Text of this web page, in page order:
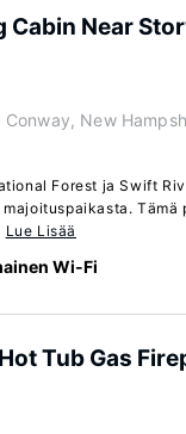
Cabin Near
New
Forest ja Swift
Lue Lisää
Wi-Fi
Tub Gas